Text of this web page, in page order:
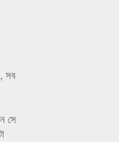
সব
সে